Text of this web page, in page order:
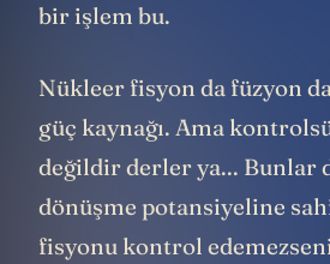
bir işlem bu.
Nükleer fisyon da füzyon
güç kaynağı. Ama
değildir derler ya... Bunlar
dönüşme potansiyeline
fisyonu kontrol